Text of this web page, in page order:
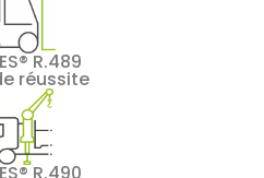
R.489
réussite